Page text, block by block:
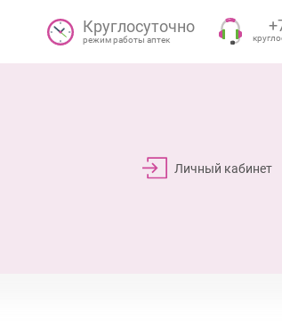
Круглосуточно
режим работы аптек
Личный кабинет